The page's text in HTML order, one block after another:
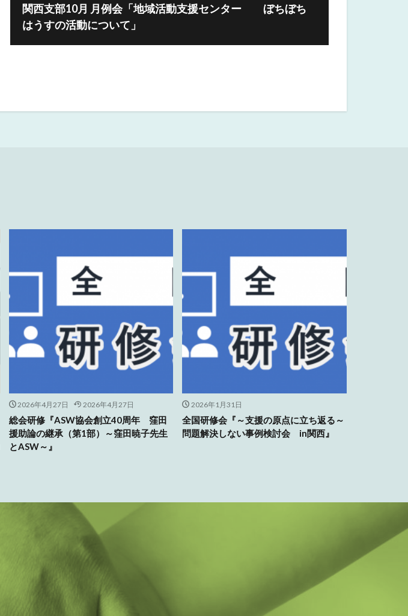
関西支部10月 月例会「地域活動支援センター ぼちぼち
はうすの活動について」
2026年4月27日 2026年4月27日
総会研修『ASW協会創立40周年 窪田
援助論の継承（第1部）～窪田暁子先生
とASW～』
2026年1月31日
全国研修会『～支援の原点に立ち返る～
問題解決しない事例検討会 in関西』